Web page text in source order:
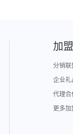
加
分销联
企业礼
代理合
更多